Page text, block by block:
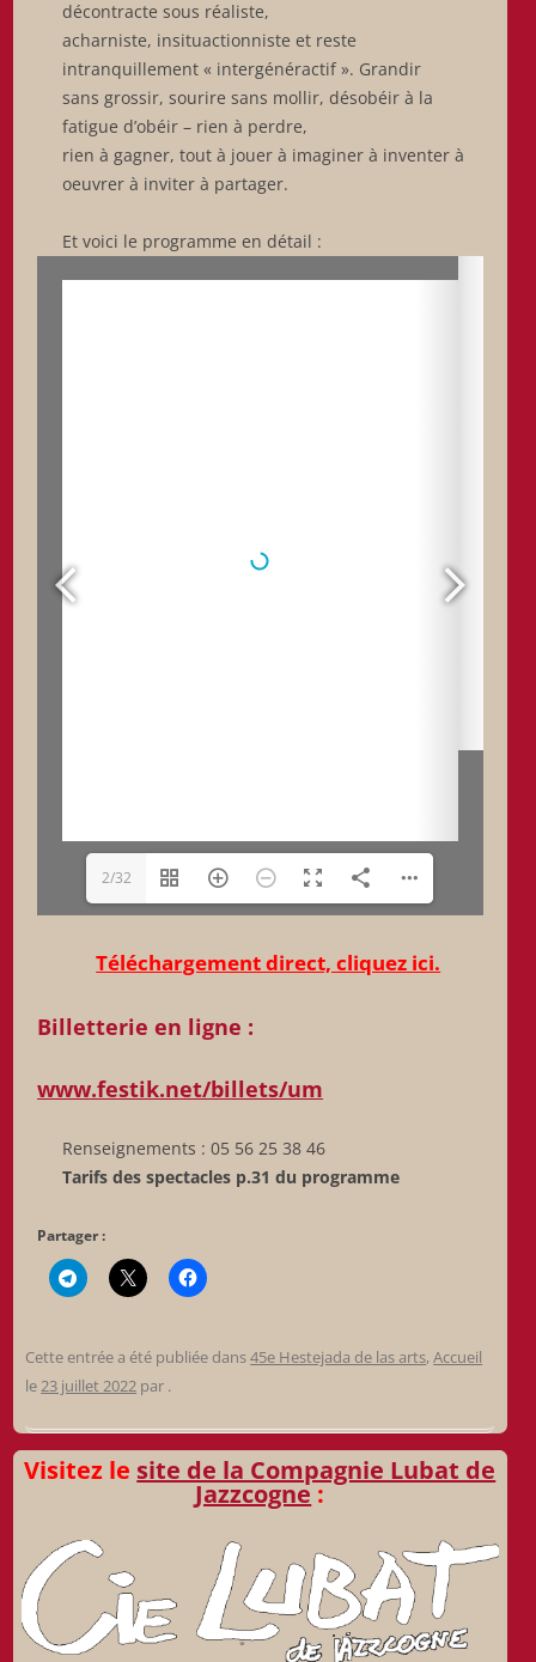
décontracte sous réaliste,
acharniste, insituactionniste et reste
intranquillement « intergénéractif ». Grandir
sans grossir, sourire sans mollir, désobéir à la
fatigue d’obéir – rien à perdre,
rien à gagner, tout à jouer à imaginer à inventer à
oeuvrer à inviter à partager.
Et voici le programme en détail :
2/32
Téléchargement direct, cliquez ici.
Billetterie en ligne :
www.festik.net/billets/um
Renseignements : 05 56 25 38 46
Tarifs des spectacles p.31 du programme
Partager :
Cette entrée a été publiée dans45e Hestejada de las arts,Accueil
le23 juillet 2022 par .
Visitez le site de la Compagnie Lubat de
Jazzcogne :